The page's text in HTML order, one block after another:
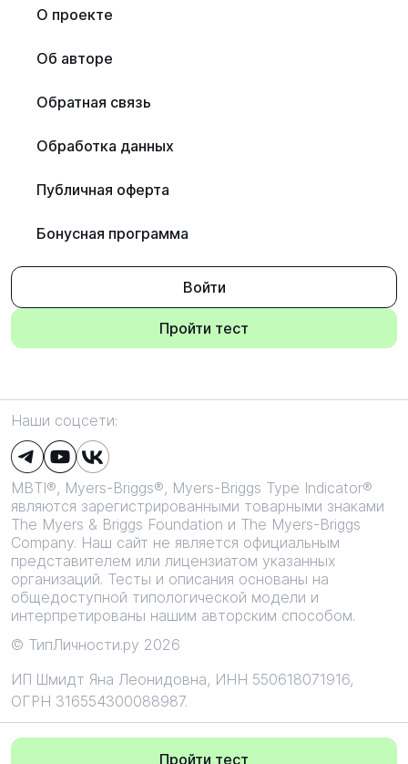
О проекте
Об авторе
Обратная связь
Обработка данных
Публичная оферта
Бонусная программа
Войти
Пройти тест
© ТипЛичности.ру 2026
ИП Шмидт Яна Леонидовна, ИНН 550618071916,
ОГРН 316554300088987.
исключительным авторским правом. Запрещено любое
Наши соцсети:
MBTI®, Myers-Briggs®, Myers-Briggs Type Indicator®
являются зарегистрированными товарными знаками
The Myers & Briggs Foundation и The Myers-Briggs
Company. Наш сайт не является официальным
представителем или лицензиатом указанных
организаций. Тесты и описания основаны на
общедоступной типологической модели и
интерпретированы нашим авторским способом.
Пройти тест